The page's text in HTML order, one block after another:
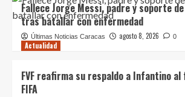
Fallece Jorge Messi, padre y soporte
tras batallar con enfermedad
Últimas Noticias Caracas agosto 8, 2026 0
Actualidad
FVF reafirma su respaldo a Infantino
FIFA